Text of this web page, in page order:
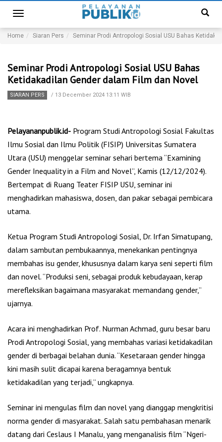
Toggle
navigation
Home Siaran Pers Seminar Prodi Antropologi Sosial USU Bahas
Seminar Prodi Antropologi Sosial USU Bahas
Ketidakadilan Gender dalam Film dan Novel
SIARAN PERS / 13 December 2024 13:11 WIB
Pelayananpublik.id- Program Studi Antropologi Sosial Fakultas
Ilmu Sosial dan Ilmu Politik (FISIP) Universitas Sumatera
Utara (USU) menggelar seminar sehari bertema “Examining
Gender Inequality in a Film and Novel”, Kamis (12/12/2024).
Bertempat di Ruang Teater FISIP USU, seminar ini
menghadirkan mahasiswa, dosen, dan pakar sebagai pembicara
utama.
Ketua Program Studi Antropologi Sosial, Dr. Irfan Simatupang,
dalam sambutan pembukaannya, menekankan pentingnya
membahas isu gender, khususnya dalam karya seni seperti film
dan novel. “Produksi seni, sebagai produk kebudayaan, kerap
merefleksikan bagaimana masyarakat memandang gender,”
ujarnya.
Acara ini menghadirkan Prof. Nurman Achmad, guru besar baru
Prodi Antropologi Sosial, yang membahas variasi ketidakadilan
gender di berbagai belahan dunia. “Kesetaraan gender hingga
kini masih sulit dicapai karena beragamnya bentuk
ketidakadilan yang terjadi,” ungkapnya.
Seminar ini mengulas film dan novel yang dianggap mengkritisi
norma gender di masyarakat. Salah satu pembahasan menarik
datang dari Ceslaus I Manalu, yang menganalisis film “Ngeri-